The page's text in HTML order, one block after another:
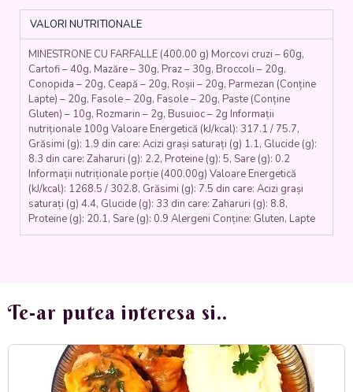
fasole
fasole
verde,
conopidă,
broccoli,
praz,
busuioc,
rozmarin,
parmesan,
farfalle)
VALORI NUTRITIONALE
MINESTRONE CU FARFALLE (400.00 g) Morcovi cruzi – 60g,
Cartofi – 40g, Mazăre – 30g, Praz – 30g, Broccoli – 20g,
Conopida – 20g, Ceapă – 20g, Roșii – 20g, Parmezan (Conține
Lapte) – 20g, Fasole – 20g, Fasole – 20g, Paste (Conține
Gluten) – 10g, Rozmarin – 2g, Busuioc – 2g Informații
nutriționale 100g Valoare Energetică (kJ/kcal): 317.1 / 75.7,
Grăsimi (g): 1.9 din care: Acizi grași saturați (g) 1.1, Glucide (g):
8.3 din care: Zaharuri (g): 2.2, Proteine (g): 5, Sare (g): 0.2
Informații nutriționale porție (400.00g) Valoare Energetică
(kJ/kcal): 1268.5 / 302.8, Grăsimi (g): 7.5 din care: Acizi grași
saturați (g) 4.4, Glucide (g): 33 din care: Zaharuri (g): 8.8,
Proteine (g): 20.1, Sare (g): 0.9 Alergeni Conține: Gluten, Lapte
Te-ar putea interesa si..